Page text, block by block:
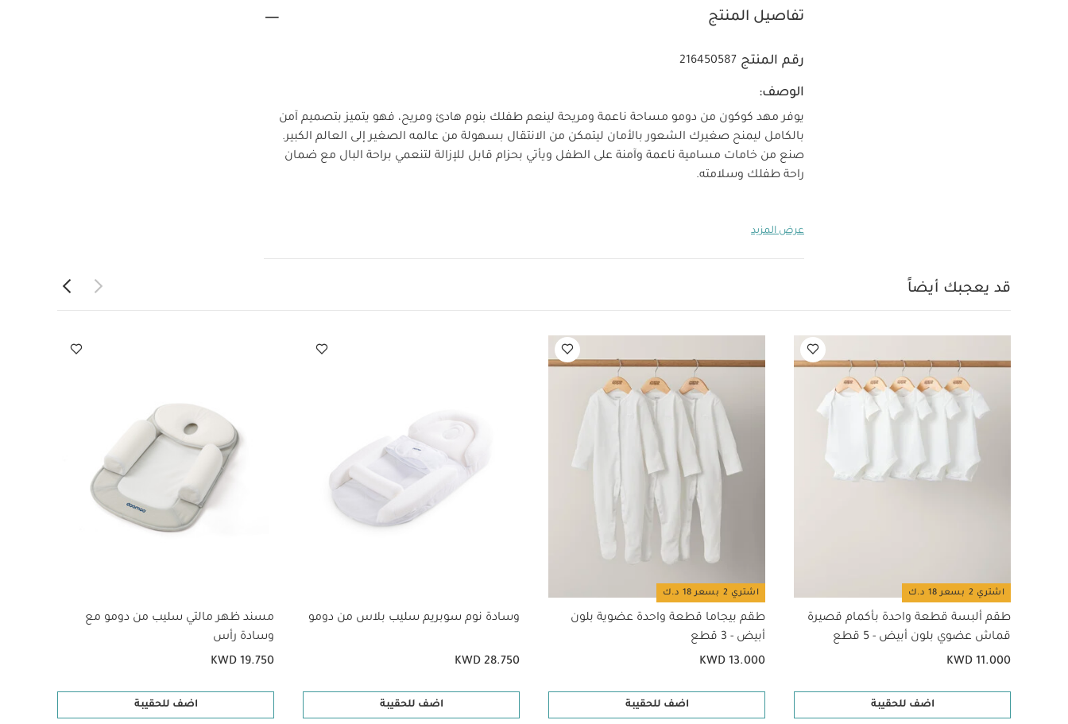
تفاصيل المنتج
رقم المنتج 216450587
الوصف:
يوفر مهد كوكون من دومو مساحة ناعمة ومريحة لينعم طفلك بنوم هادئ ومريح، فهو يتميز بتصميم آمن
بالكامل ليمنح صغيرك الشعور بالأمان ليتمكن من الانتقال بسهولة من عالمه الصغير إلى العالم الكبير.
صنع من خامات مسامية ناعمة وآمنة على الطفل ويأتي بحزام قابل للإزالة لتنعمي براحة البال مع ضمان
راحة طفلك وسلامته.
وبقائه على ظهره
ألياف بوليستر مواصفات المنتج: العمر المناسب منذ الولادة وحتى 6 أشهر الأبعاد (سم):
49 ×
حرارة 30 درجة مئوية
ممنوع استخدام مجفف الملابس
يغسل الحزام بمفرده أو يوضع في شبكة
الغسيل لتجنب تسبب الشريط الفيلكرو في تلف الخامات البارزة أو غيرها بداخل الغسالة
طقم ألبسة قطعة واحدة بأكمام قصيرة قماش عضوي بلون أبيض - 5 قطع
وسادة نوم سوبريم سليب بلاس من دومو
والرضاعة من دومو - نقشة أوراق شجر بلون أخضر فاتح
عرض المزيد
قد يعجبك أيضاً
اشتري 2 بسعر 18 د.ك
طقم ألبسة قطعة واحدة بأكمام قصيرة
قماش عضوي بلون أبيض - 5 قطع
KWD 11.000
اضف للحقيبة
اشتري 2 بسعر 18 د.ك
طقم بيجاما قطعة واحدة عضوية بلون
أبيض - 3 قطع
KWD 13.000
اضف للحقيبة
وسادة نوم سوبريم سليب بلاس من دومو
KWD 28.750
اضف للحقيبة
مسند ظهر مالتي سليب من دومو مع
وسادة رأس
KWD 19.750
اضف للحقيبة